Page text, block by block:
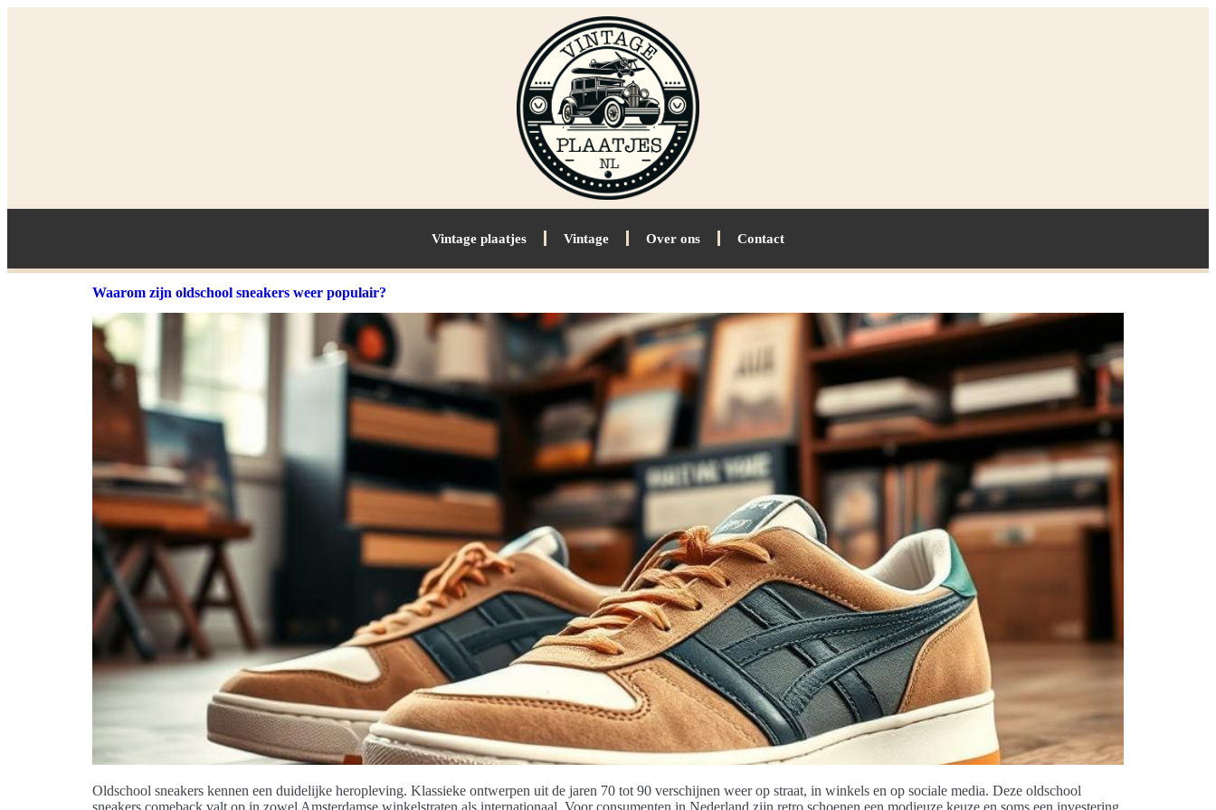
Vintage plaatjes Vintage Over ons Contact
Waarom zijn oldschool sneakers weer populair?
Oldschool sneakers kennen een duidelijke heropleving. Klassieke ontwerpen uit de jaren 70 tot 90 verschijnen weer op straat, in winkels en op sociale media. Deze oldschool